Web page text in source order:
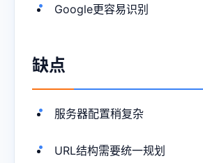
Google更容易识别
缺点
服务器配置稍复杂
URL结构需要统一规划